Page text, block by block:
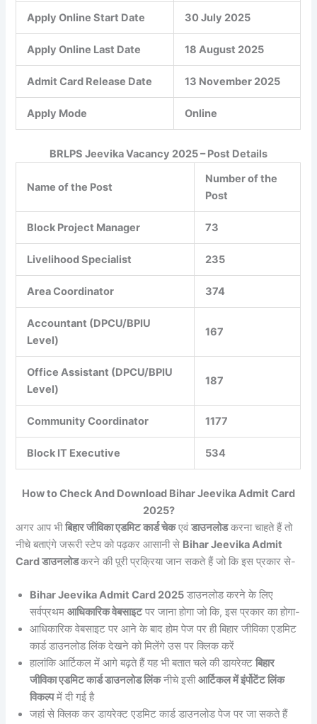
Apply Online Start Date 30 July 2025
Apply Online Last Date 18 August 2025
Admit Card Release Date 13 November 2025
Apply Mode Online
BRLPS Jeevika Vacancy 2025 – Post Details
Name of the Post
Number of the
Post
Block Project Manager 73
Livelihood Specialist 235
Area Coordinator 374
Accountant (DPCU/BPIU
Level)
167
Office Assistant (DPCU/BPIU
Level)
187
Community Coordinator 1177
Block IT Executive 534
How to Check And Download Bihar Jeevika Admit Card
2025?
अगर आप भीबिहार जीविका एडमिट कार्ड चेकएवंडाउनलोडकरना चाहते हैं तो
नीचे बताएंगे जरूरी स्टेप को पढ़कर आसानी से Bihar Jeevika Admit
Card डाउनलोडकरने की पूरी प्रक्रिया जान सकते हैं जो कि इस प्रकार से-
Bihar Jeevika Admit Card 2025 डाउनलोड करने के लिए
सर्वप्रथमआधिकारिक वेबसाइटपर जाना होगा जो कि, इस प्रकार का होगा-
आधिकारिक वेबसाइट पर आने के बाद होम पेज पर ही बिहार जीविका एडमिट
कार्ड डाउनलोड लिंक देखने को मिलेंगे उस पर क्लिक करें
हालांकि आर्टिकल में आगे बढ़ते हैं यह भी बतात चले की डायरेक्टबिहार
जीविका एडमिट कार्ड डाउनलोड लिंकनीचे इसीआर्टिकल में इंर्पोटेंट लिंक
विकल्पमें दी गई है
जहां से क्लिक कर डायरेक्ट एडमिट कार्ड डाउनलोड पेज पर जा सकते हैं